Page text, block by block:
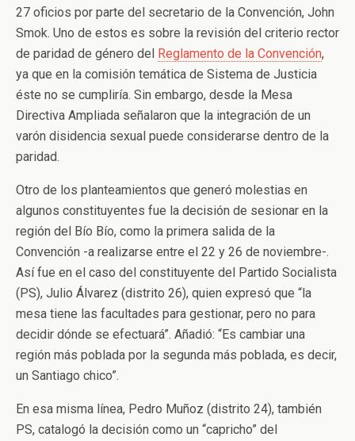
27 oficios por parte del secretario de la Convención, John
Smok. Uno de estos es sobre la revisión del criterio rector
de paridad de género del Reglamento de la Convención,
ya que en la comisión temática de Sistema de Justicia
éste no se cumpliría. Sin embargo, desde la Mesa
Directiva Ampliada señalaron que la integración de un
varón disidencia sexual puede considerarse dentro de la
paridad.
Otro de los planteamientos que generó molestias en
algunos constituyentes fue la decisión de sesionar en la
región del Bío Bío, como la primera salida de la
Convención -a realizarse entre el 22 y 26 de noviembre-.
Así fue en el caso del constituyente del Partido Socialista
(PS), Julio Álvarez (distrito 26), quien expresó que “la
mesa tiene las facultades para gestionar, pero no para
decidir dónde se efectuará”. Añadió: “Es cambiar una
región más poblada por la segunda más poblada, es decir,
un Santiago chico”.
En esa misma línea, Pedro Muñoz (distrito 24), también
PS, catalogó la decisión como un “capricho” del